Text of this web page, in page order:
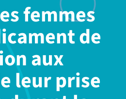
femmes
de
aux
leur prise